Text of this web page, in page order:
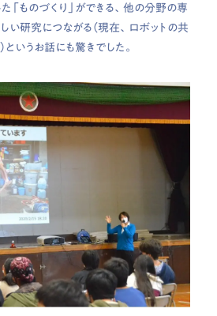
「ものづくり」ができる、他の分野の専
い研究につながる（現在、ロボットの共
というお話にも驚きでした。